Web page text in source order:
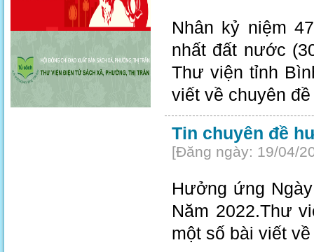
Nhân kỷ niệm
nhất đất nước
Thư viện tỉnh
viết về chuyên đề
Tin chuyên đề
[Đăng ngày: 19/04/
Hưởng ứng
Năm 2022.Thư
một số bài viết